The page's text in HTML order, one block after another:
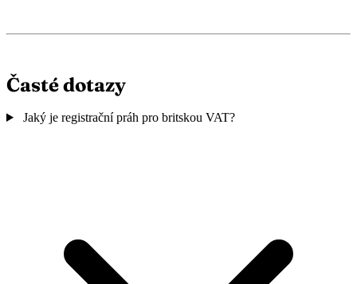
Časté dotazy
Jaký je registrační práh pro britskou VAT?